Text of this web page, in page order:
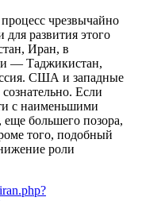
чрезвычайно
развития этого
Иран, в
— Таджикистан,
США и западные
Если
с наименьшими
большего позора,
того, подобный
роли